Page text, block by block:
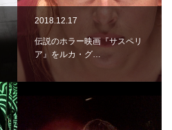
2018.12.17
伝説のホラー映画『サスペリ
ア』をルカ・グ…